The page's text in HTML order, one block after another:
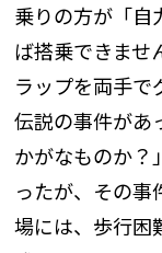
乗りの方が「自
ば搭乗できませ
ラップを両手で
伝説の事件があ
かがなものか？
ったが、その
場には、歩行困